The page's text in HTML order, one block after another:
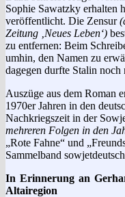
Sophie Sawatzky erhalten
veröffentlicht. Die Zensur
Zeitung ‚Neues Leben‘)
zu entfernen: Beim
umhin, den Namen zu
dagegen durfte Stalin
Auszüge aus dem Roman
1970er Jahren in den
Nachkriegszeit in der
mehreren Folgen in den
„Rote Fahne“ und
Sammelband
In Erinnerung an
Altairegion